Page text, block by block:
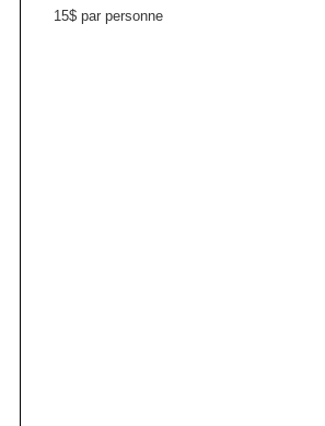
15$ par personne